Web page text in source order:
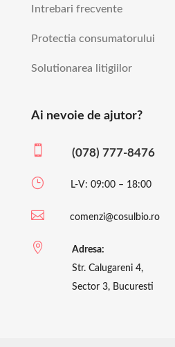
Intrebari frecvente
Protectia consumatorului
Solutionarea litigiilor
Ai nevoie de ajutor?
 (078) 777-8476
} L-V: 09:00 – 18:00
 comenzi@cosulbio.ro

Adresa:
Str. Calugareni 4,
Sector 3, Bucuresti